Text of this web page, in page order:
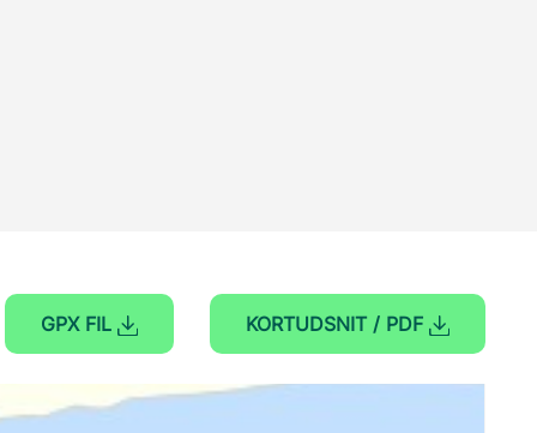
GPX FIL KORTUDSNIT / PDF